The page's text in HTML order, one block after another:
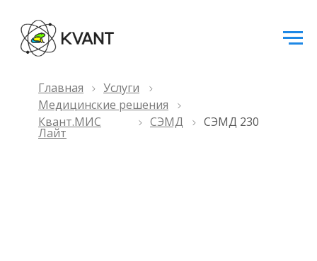
Главная
Услуги
Медицинские решения
СЭМД 230
Квант.МИС
Лайт
СЭМД